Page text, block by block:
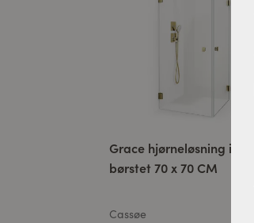
Grace hjørneløsning isglas
børstet 70 x 70 CM
Cassøe